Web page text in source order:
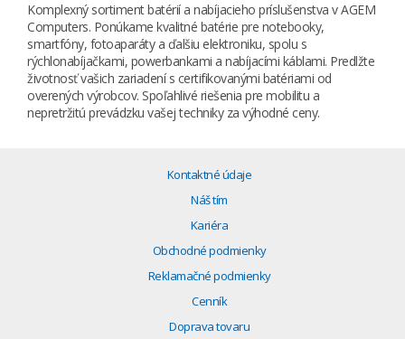
Komplexný sortiment batérií a nabíjacieho príslušenstva v AGEM
Computers. Ponúkame kvalitné batérie pre notebooky,
smartfóny, fotoaparáty a ďalšiu elektroniku, spolu s
rýchlonabíjačkami, powerbankami a nabíjacími káblami. Predlžte
životnosť vašich zariadení s certifikovanými batériami od
overených výrobcov. Spoľahlivé riešenia pre mobilitu a
nepretržitú prevádzku vašej techniky za výhodné ceny.
Kontaktné údaje
Náš tím
Kariéra
Obchodné podmienky
Reklamačné podmienky
Cenník
Doprava tovaru